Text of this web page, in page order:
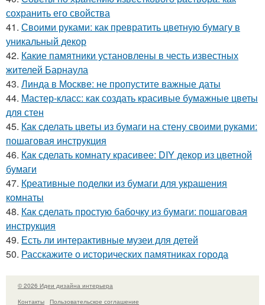
сохранить его свойства
41. Своими руками: как превратить цветную бумагу в
уникальный декор
42. Какие памятники установлены в честь известных
жителей Барнаула
43. Линда в Москве: не пропустите важные даты
44. Мастер-класс: как создать красивые бумажные цветы
для стен
45. Как сделать цветы из бумаги на стену своими руками:
пошаговая инструкция
46. Как сделать комнату красивее: DIY декор из цветной
бумаги
47. Креативные поделки из бумаги для украшения
комнаты
48. Как сделать простую бабочку из бумаги: пошаговая
инструкция
49. Есть ли интерактивные музеи для детей
50. Расскажите о исторических памятниках города
© 2026 Идеи дизайна интерьера
Контакты
Пользовательское соглашение